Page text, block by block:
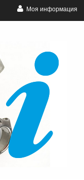
Моя информация